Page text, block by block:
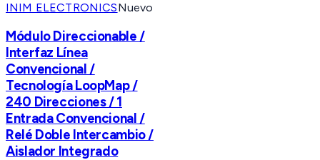
INIM ELECTRONICSNuevo
Módulo Direccionable /
Interfaz Línea
Convencional /
Tecnología LoopMap /
240 Direcciones / 1
Entrada Convencional /
Relé Doble Intercambio /
Aislador Integrado